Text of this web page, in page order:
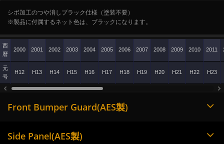
シボ加工のつや消しブラック仕様（塗装不要）
※製品に付属するネット色は、ブラックになります。
西
暦
2000 2001 2002 2003 2004 2005 2006 2007 2008 2009 2010 2011
元
号
H12 H13 H14 H15 H16 H17 H18 H19 H20 H21 H22 H23
Front Bumper Guard(AES製)
Side Panel(AES製)